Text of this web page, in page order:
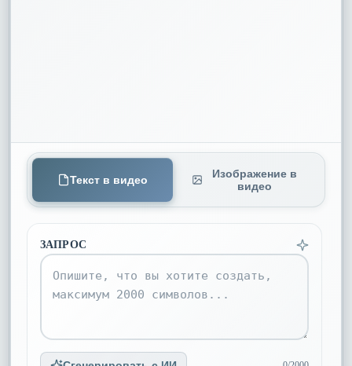
Текст в видео
Изображение в
видео
ЗАПРОС